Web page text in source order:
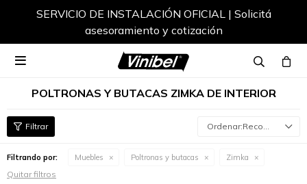
SERVICIO DE INSTALACIÓN OFICIAL | Solicitá
asesoramiento y cotización

POLTRONAS Y BUTACAS ZIMKA DE INTERIOR
Recomendados
Filtrando por: Muebles Poltronas y butacas Zimka
Quitar filtros